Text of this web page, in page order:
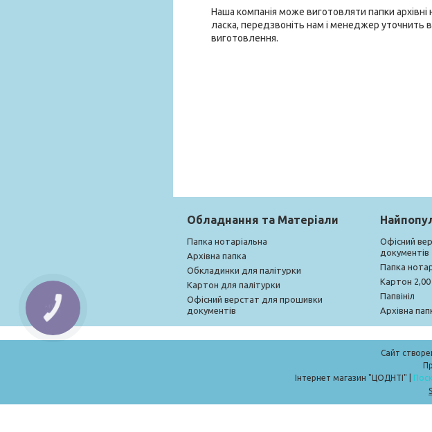
Наша компанія може виготовляти папки
ласка, передзвоніть нам і менеджер уточнить
виготовлення.
Обладнання та Матеріали
Папка нотаріальна
Архівна папка
Обкладинки для палітурки
Картон для палітурки
Офісний верстат для прошивки
документів
Офісний
документів
Папка
Картон
Папвініл
Архівна
Сайт